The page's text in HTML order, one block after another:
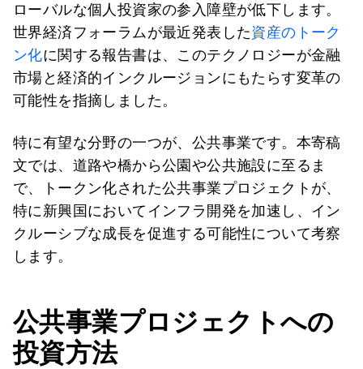
ローバルな個人投資家の参入障壁が低下します。
世界経済フォーラムが最近発表した資産のトーク
ン化に関する報告書は、このテクノロジーが金融
市場と経済的インクルージョンにもたらす変革の
可能性を指摘しました。
特に有望な分野の一つが、公共事業です。本寄稿
文では、道路や橋から公園や公共施設に至るま
で、トークン化された公共事業プロジェクトが、
特に新興国においてインフラ開発を加速し、イン
クルーシブな成長を促進する可能性について考察
します。
公共事業プロジェクトへの
投資方法